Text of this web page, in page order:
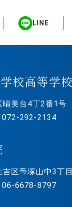
LINE
校高等学校
晴美台4丁2番1号
292-2134
吉区帝塚山中3丁
6678-8797